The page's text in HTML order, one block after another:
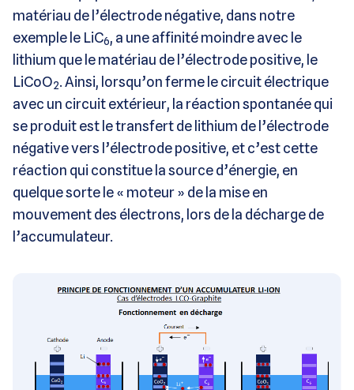
matériau de l’électrode négative, dans notre
exemple le LiC6, a une affinité moindre avec le
lithium que le matériau de l’électrode positive, le
LiCoO2. Ainsi, lorsqu’on ferme le circuit électrique
avec un circuit extérieur, la réaction spontanée qui
se produit est le transfert de lithium de l’électrode
négative vers l’électrode positive, et c’est cette
réaction qui constitue la source d’énergie, en
quelque sorte le « moteur » de la mise en
mouvement des électrons, lors de la décharge de
l’accumulateur.